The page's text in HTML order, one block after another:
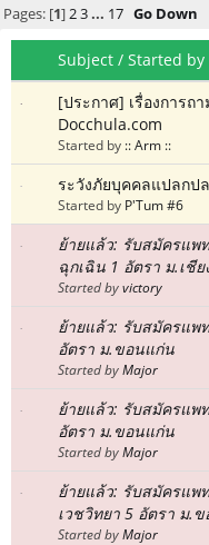
Pages: [1]2 3 ... 17 Go Down
Subject / Started by
[ประกาศ] เรื่องการ
Docchula.com
Started by :: Arm ::
ระวังภัยบุคคลแปลกป
Started by P'Tum #6
ย้ายแล้ว: รับสมัครแพ
ฉุกเฉิน 1 อัตรา ม.เชีย
Started byvictory
ย้ายแล้ว: รับสมัครแพ
อัตรา ม.ขอนแก่น
Started byMajor
ย้ายแล้ว: รับสมัครแพ
อัตรา ม.ขอนแก่น
Started byMajor
ย้ายแล้ว: รับสมัครแพ
เวชวิทยา 5 อัตรา ม.
Started byMajor